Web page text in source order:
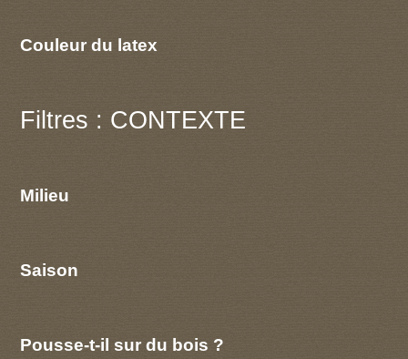
Couleur du latex
Filtres : CONTEXTE
Milieu
Saison
Pousse-t-il sur du bois ?